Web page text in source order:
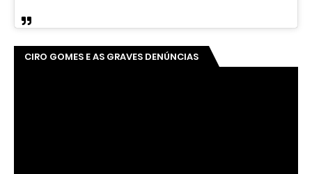
CIRO GOMES E AS GRAVES DENÚNCIAS